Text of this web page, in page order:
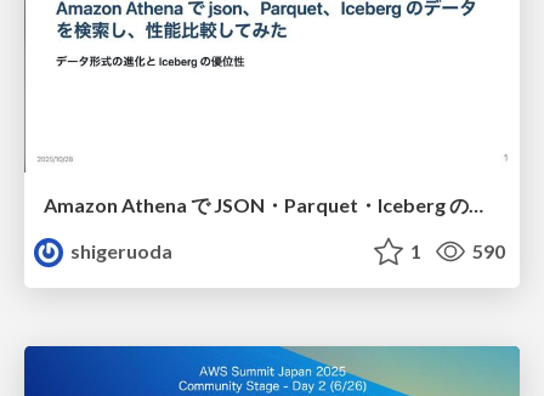
Amazon Athena で JSON・Parquet・Iceberg のデータを検索し、性能を比較してみた
shigeruoda
1 590